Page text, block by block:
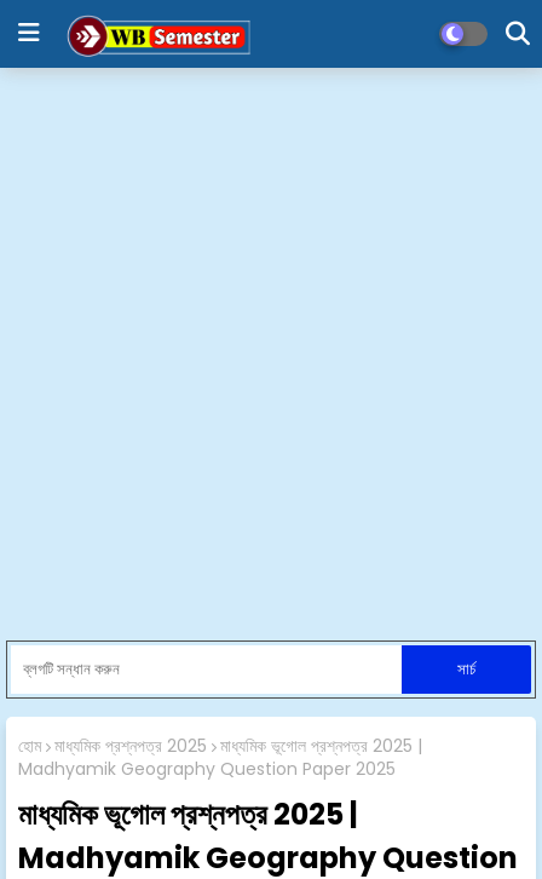
হোম মাধ্যমিক প্রশ্নপত্র 2025 মাধ্যমিক ভূগোল প্রশ্নপত্র 2025 |
Madhyamik Geography Question Paper 2025
মাধ্যমিক ভূগোল প্রশ্নপত্র 2025 |
Madhyamik Geography Question